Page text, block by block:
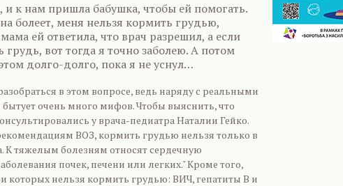
и к нам пришла бабушка, чтобы ей помогать.
болеет, меня нельзя кормить грудью,
ей ответила, что врач разрешил, а если
грудь, вот тогда я точно заболею. А потом
долго-долго, пока я не уснул…
в этом вопросе, ведь наряду с реальными
очень много мифов. Чтобы выяснить, что
у врача-педиатра Наталии Гейко.
ВОЗ, кормить грудью нельзя только в
К тяжелым болезням относят сердечную
почек, печени или легких." Кроме того,
которых нельзя кормить грудью: ВИЧ, гепатиты В и